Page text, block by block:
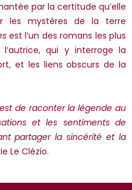
par la certitude qu’elle
les mystères de la terre
est l’un des romans les plus
qui y interroge la
et les liens obscurs de la
de raconter la légende au
et les sentiments de
partager la sincérité et la
Le Clézio.